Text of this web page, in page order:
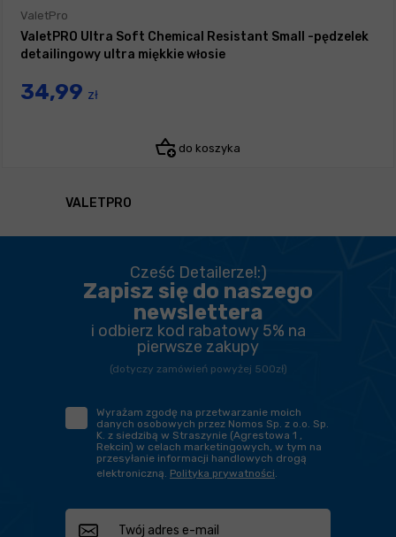
ValetPro
ValetPRO Ultra Soft Chemical Resistant Small -pędzelek
detailingowy ultra miękkie włosie
34,99 zł
do koszyka
VALETPRO
Cześć Detailerze!:)
Zapisz się do naszego
newslettera
i odbierz kod rabatowy 5% na
pierwsze zakupy
(dotyczy zamówień powyżej 500zł)
Wyrażam zgodę na przetwarzanie moich
danych osobowych przez Nomos Sp. z o.o. Sp.
K. z siedzibą w Straszynie (Agrestowa 1 ,
Rekcin) w celach marketingowych, w tym na
przesyłanie informacji handlowych drogą
elektroniczną. Polityka prywatności